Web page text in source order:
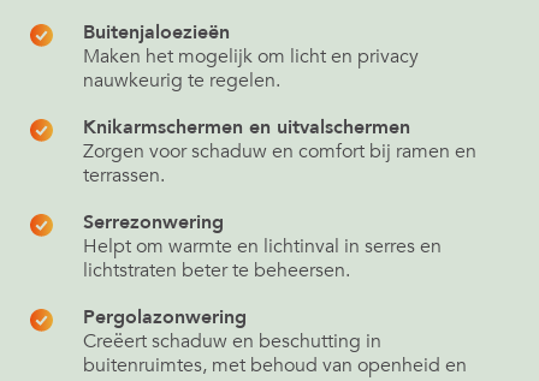
Buitenjaloezieën
Maken het mogelijk om licht en privacy
nauwkeurig te regelen.
Knikarmschermen en uitvalschermen
Zorgen voor schaduw en comfort bij ramen en
terrassen.
Serrezonwering
Helpt om warmte en lichtinval in serres en
lichtstraten beter te beheersen.
Pergolazonwering
Creëert schaduw en beschutting in
buitenruimtes, met behoud van openheid en